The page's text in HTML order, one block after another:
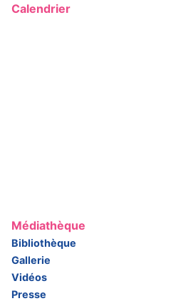
Calendrier
Médiathèque
Bibliothèque
Gallerie
Vidéos
Presse